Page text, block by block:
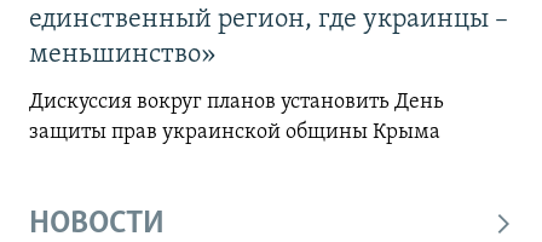
единственный регион, где украинцы –
меньшинство»
Дискуссия вокруг планов установить День
защиты прав украинской общины Крыма
НОВОСТИ